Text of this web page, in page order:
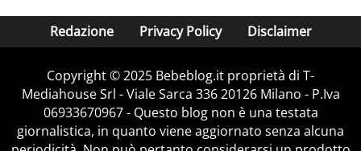
Redazione Privacy Policy Disclaimer
Copyright © 2025 Bebeblog.it proprietà di T-
Mediahouse Srl - Viale Sarca 336 20126 Milano - P.Iva
06933670967 - Questo blog non è una testata
giornalistica, in quanto viene aggiornato senza alcuna